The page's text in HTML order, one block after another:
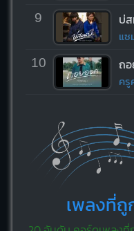
9 บ่
แซ
10 ถ
ค
เพลงที่